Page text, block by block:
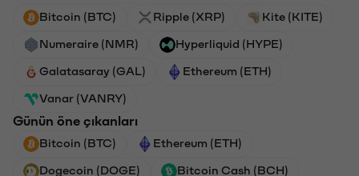
Bitcoin (BTC) Ripple (XRP) Kite (KITE)
Numeraire (NMR) Hyperliquid (HYPE)
Galatasaray (GAL) Ethereum (ETH)
Vanar (VANRY)
Günün öne çıkanları
Bitcoin (BTC) Ethereum (ETH)
Dogecoin (DOGE) Bitcoin Cash (BCH)